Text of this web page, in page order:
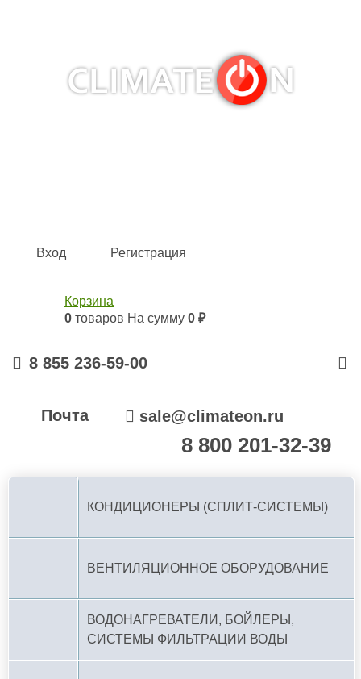
Вход Регистрация
Корзина
0 товаров На сумму 0 ₽
8 855 236-59-00
Почта sale@climateon.ru
8 800 201-32-39
КОНДИЦИОНЕРЫ (СПЛИТ-СИСТЕМЫ)
ВЕНТИЛЯЦИОННОЕ ОБОРУДОВАНИЕ
ВОДОНАГРЕВАТЕЛИ, БОЙЛЕРЫ,
СИСТЕМЫ ФИЛЬТРАЦИИ ВОДЫ